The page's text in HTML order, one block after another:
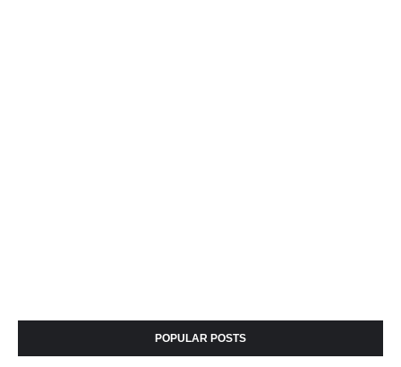
POPULAR POSTS